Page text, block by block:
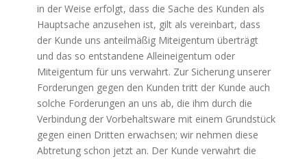
in der Weise erfolgt, dass die Sache des Kunden als
Hauptsache anzusehen ist, gilt als vereinbart, dass
der Kunde uns anteilmäßig Miteigentum überträgt
und das so entstandene Alleineigentum oder
Miteigentum für uns verwahrt. Zur Sicherung unserer
Forderungen gegen den Kunden tritt der Kunde auch
solche Forderungen an uns ab, die ihm durch die
Verbindung der Vorbehaltsware mit einem Grundstück
gegen einen Dritten erwachsen; wir nehmen diese
Abtretung schon jetzt an. Der Kunde verwahrt die